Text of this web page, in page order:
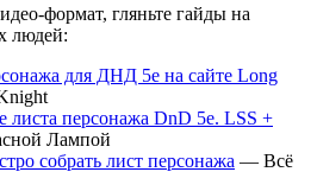
формат, гляньте гайды на
людей:
для ДНД 5е на сайте Long
персонажа DnD 5e. LSS +
Лампой
собрать лист персонажа — Всё